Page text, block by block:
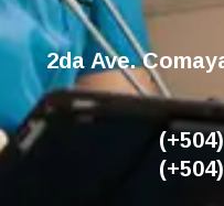
2da Ave.